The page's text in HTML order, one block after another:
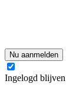
Nu aanmelden
Ingelogd blijven